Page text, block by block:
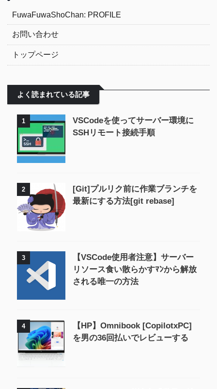
FuwaFuwaShoChan: PROFILE
お問い合わせ
トップページ
よく読まれている記事
1
VSCodeを使ってサーバー環境に
SSHリモート接続手順
2
[Git]プルリク前に作業ブランチを
最新にする方法[git rebase]
3
【VSCode使用者注意】サーバー
リソース食い散らかすﾏﾝから解放
される唯一の方法
4
【HP】Omnibook [CopilotxPC]
を男の36回払いでレビューする